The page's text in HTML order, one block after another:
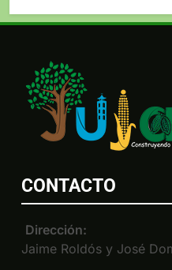
CONTACTO
Dirección:
Jaime Roldós y José